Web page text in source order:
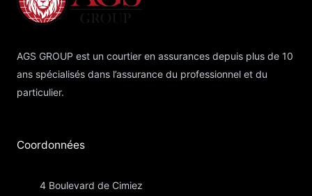
AGS GROUP est un courtier en assurances depuis plus de 10
ans spécialisés dans l’assurance du professionnel et du
particulier.
Coordonnées​
4 Boulevard de Cimiez